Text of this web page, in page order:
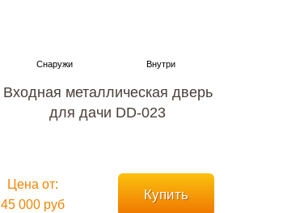
Входная металлическая дверь
для дачи DD-023
Цена от:
45 000 руб
Купить